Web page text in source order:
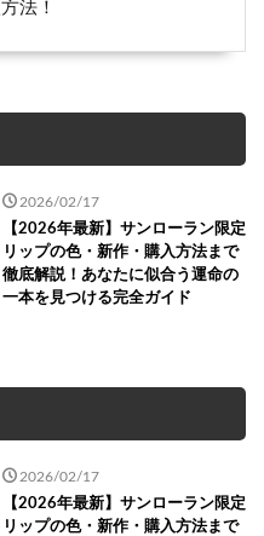
法！
2026/02/17
【2026年最新】サンローラン限定
リップの色・新作・購入方法まで
徹底解説！あなたに似合う運命の
一本を見つける完全ガイド
2026/02/17
【2026年最新】サンローラン限定
リップの色・新作・購入方法まで